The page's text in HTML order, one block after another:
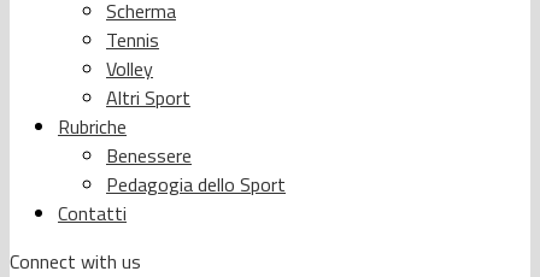
Scherma
Tennis
Volley
Altri Sport
Rubriche
Benessere
Pedagogia dello Sport
Contatti
Connect with us